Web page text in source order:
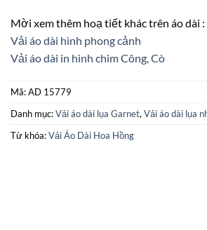
Mời xem thêm hoạ tiết khác trên áo dài :
Vải áo dài hình phong cảnh
Vải áo dài in hình chim Công, Cò
Mã:AD 15779
Danh mục:Vải áo dài lụa Garnet,Vải áo dài lụa
Từ khóa:Vải Áo Dài Hoa Hồng